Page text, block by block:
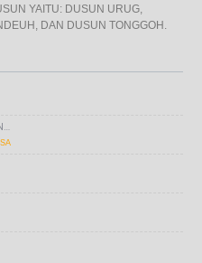
YAITU: DUSUN URUG,
DAN DUSUN TONGGOH.